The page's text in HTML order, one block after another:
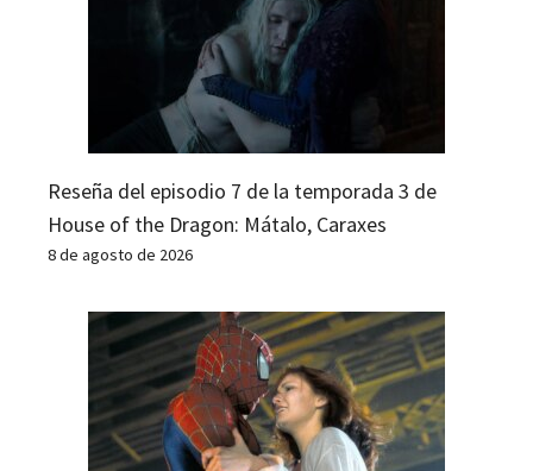
Reseña del episodio 7 de la temporada 3 de
House of the Dragon: Mátalo, Caraxes
8 de agosto de 2026